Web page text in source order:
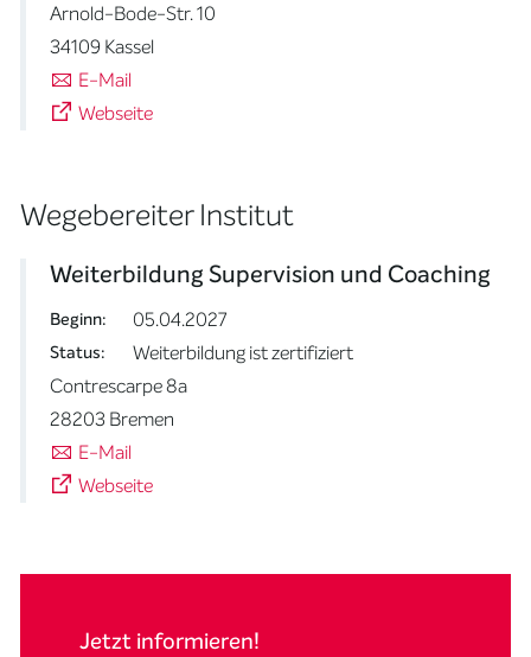
Arnold-Bode-Str. 10
34109 Kassel
E-Mail
Webseite
Wegebereiter Institut
Weiterbildung Supervision und Coaching
Beginn: 05.04.2027
Status:
Weiterbildung ist zertifiziert
Contrescarpe 8a
28203 Bremen
E-Mail
Webseite
Jetzt informieren!